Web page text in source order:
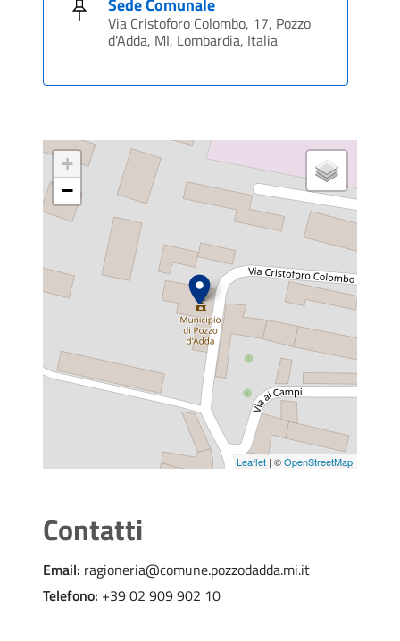
Via Cristoforo Colombo, 17, Pozzo
d'Adda, MI, Lombardia, Italia
+
−
Leaflet | ©OpenStreetMap
Contatti
Email: ragioneria@comune.pozzodadda.mi.it
Telefono: +39 02 909 902 10